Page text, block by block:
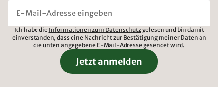
Ich habe die Informationen zum Datenschutzgelesen und bin damit
einverstanden, dass eine Nachricht zur Bestätigung meiner Daten an
die unten angegebene E-Mail-Adresse gesendet wird.
Jetzt anmelden